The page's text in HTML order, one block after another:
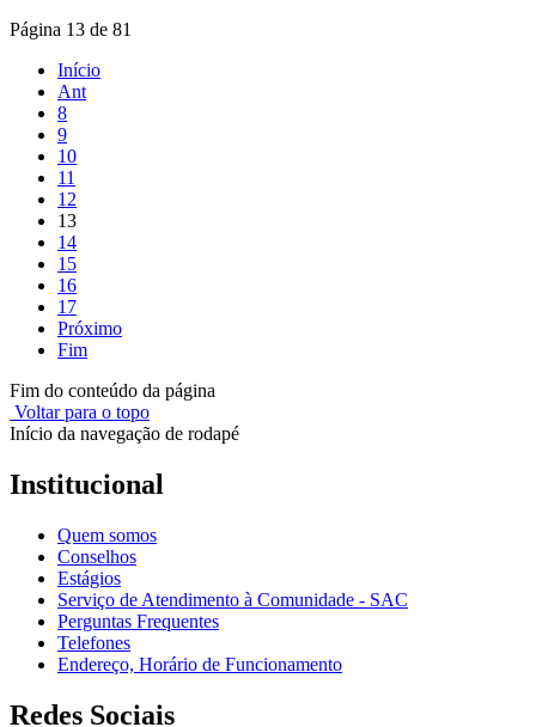
Página 13 de 81
Início
Ant
8
9
10
11
12
13
14
15
16
17
Próximo
Fim
Fim do conteúdo da página
Voltar para o topo
Início da navegação de rodapé
Institucional
Quem somos
Conselhos
Estágios
Serviço de Atendimento à Comunidade - SAC
Perguntas Frequentes
Telefones
Endereço, Horário de Funcionamento
Redes Sociais